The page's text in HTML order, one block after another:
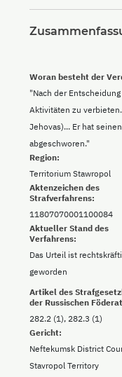
Region:
Territorium Stawropol
Woran besteht der
"Nach der
Aktivitäten zu
Jehovas)... Er hat
abgeschworen."
Aktenzeichen des
Strafverfahrens:
11807070001100084
Aktueller Stand des
Verfahrens:
Das Urteil ist
geworden
Artikel des
der Russischen
282.2 (1), 282.3 (1)
Gericht:
Neftekumsk District
Stavropol Territory